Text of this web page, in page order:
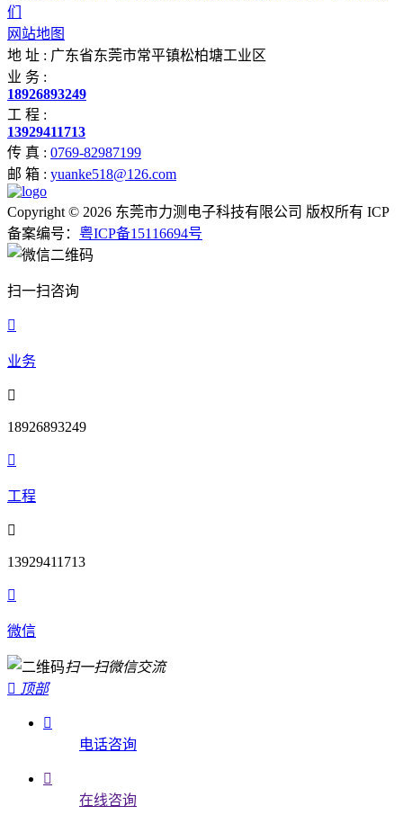
们
网站地图
地 址 : 广东省东莞市常平镇松柏塘工业区
业 务 :
18926893249
工 程 :
13929411713
传 真 : 0769-82987199
邮 箱 : yuanke518@126.com
Copyright © 2026 东莞市力测电子科技有限公司 版权所有 ICP
备案编号： 粤ICP备15116694号
扫一扫咨询

业务

18926893249

工程

13929411713

微信
扫一扫微信交流
 顶部

电话咨询

在线咨询